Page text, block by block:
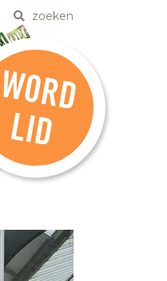
zoeken
W
O
R
D
L
ID